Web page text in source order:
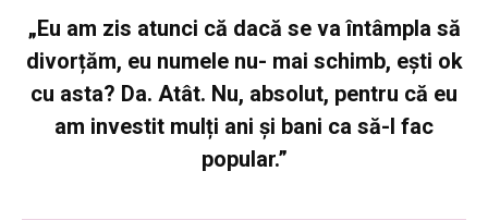
„Eu am zis atunci că dacă se va întâmpla să
divorțăm, eu numele nu- mai schimb, ești ok
cu asta? Da. Atât. Nu, absolut, pentru că eu
am investit mulți ani și bani ca să-l fac
popular.”